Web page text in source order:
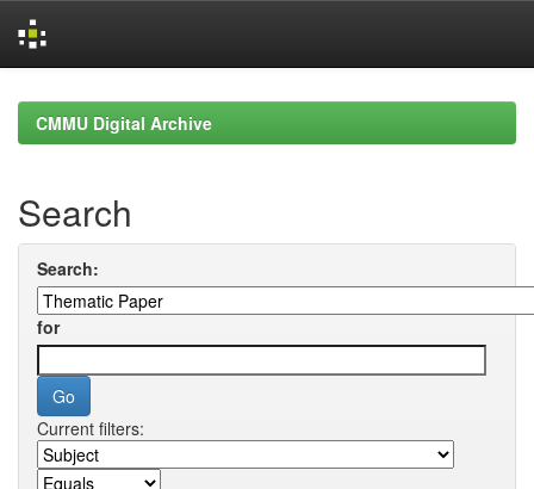
navigationCMMU Digital Archive
Search
Search:
for
Current filters: